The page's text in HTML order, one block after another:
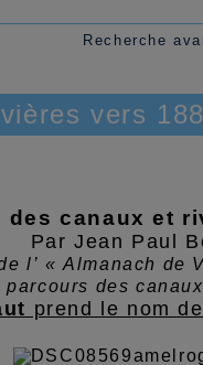
Recherche
vers
canaux et
Par Jean Paul
l’ « Almanach de
des
prend le nom de